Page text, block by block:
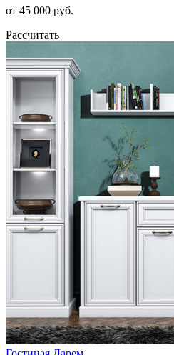
от 45 000 руб.
Рассчитать